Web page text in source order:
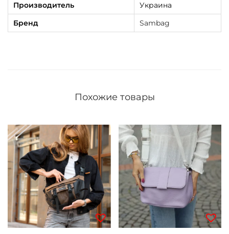
Производитель
Украина
Бренд
Sambag
Похожие товары